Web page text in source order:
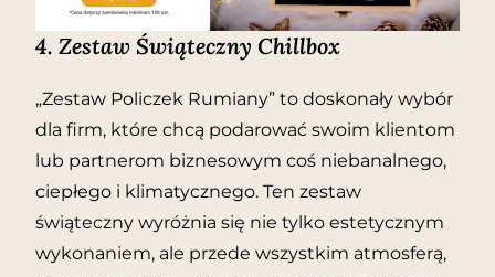
4.Zestaw Świąteczny Chillbox
„Zestaw Policzek Rumiany” to doskonały wybór
dla firm, które chcą podarować swoim klientom
lub partnerom biznesowym coś niebanalnego,
ciepłego i klimatycznego. Ten zestaw
świąteczny wyróżnia się nie tylko estetycznym
wykonaniem, ale przede wszystkim atmosferą,